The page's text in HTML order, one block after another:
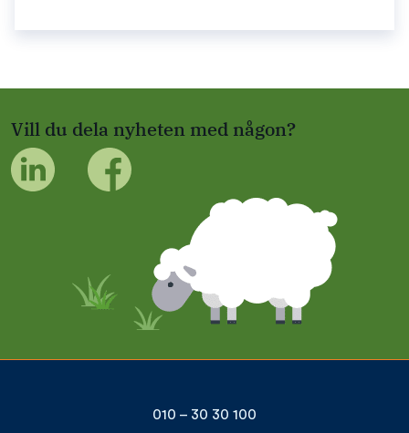
Vill du dela nyheten med någon?
010 – 30 30 100